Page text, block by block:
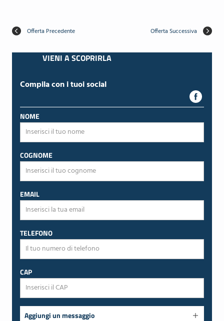
Offerta Precedente Offerta Successiva
VIENI A SCOPRIRLA
Compila con i tuoi social
NOME
COGNOME
EMAIL
TELEFONO
CAP
Aggiungi un messaggio